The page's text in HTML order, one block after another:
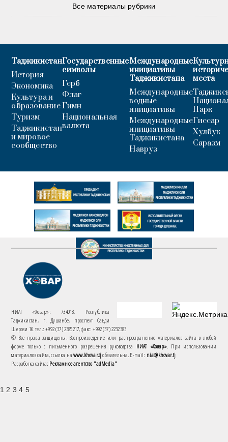
Все материалы рубрики
Таджикистан
История
Экономика
Культура и
образование
Туризм
Таджикистан
и мировое
сообщество
Государственные
символы
Герб
Флаг
Гимн
Национальная
валюта
Международные
инициативы
Таджикистана
Международные
водные
инициативы
Международные
инициативы
Таджикистана
Навруз
места
Парк
Гиссар
Хулбук
Саразм
НИАТ «Ховар»: 734018, Республика
Таджикистан, г. Душанбе, проспект Саъди
Шерози 16. тел.: +992 (37) 2385217, факс: +992 (37) 2232383
© Все права защищены. Воспроизведение или распространение материалов сайта в любой
форме только с письменного разрешения руководства НИАТ «Ховар». При использовании
материалов сайта, ссылка наwww.khovar.tjобязательна. E-mail: niat@khovar.tj
Разработка сайта: Рекламное агентство "adMedia"
1 2 3 4 5